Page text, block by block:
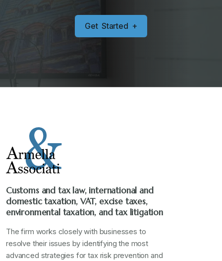
Get Started +
Customs and tax law, international and
domestic taxation, VAT, excise taxes,
environmental taxation, and tax litigation
The firm works closely with businesses to
resolve their issues by identifying the most
advanced strategies for tax risk prevention and